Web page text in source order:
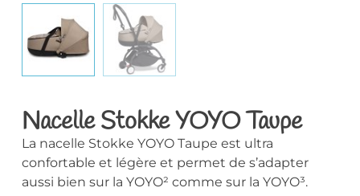
Nacelle Stokke YOYO Taupe
La nacelle Stokke YOYO Taupe est ultra
confortable et légère et permet de s’adapter
aussi bien sur la YOYO² comme sur la YOYO³.